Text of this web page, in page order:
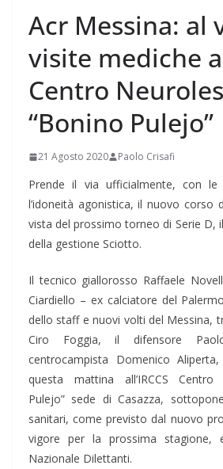
Acr Messina: al
visite mediche
Centro
“Bonino Pulejo”
21 Agosto 2020 Paolo Crisafi
Prende il via ufficialmente, con
l’idoneità agonistica, il nuovo corso
vista del prossimo torneo di Serie D,
della gestione Sciotto.
Il tecnico giallorosso Raffaele
Ciardiello – ex calciatore del
dello staff e nuovi volti del Messina,
Ciro Foggia, il difensore
centrocampista Domenico
questa mattina all’IRCCS Centro
Pulejo” sede di Casazza,
sanitari, come previsto dal nuovo
vigore per la prossima stagione,
Nazionale Dilettanti.